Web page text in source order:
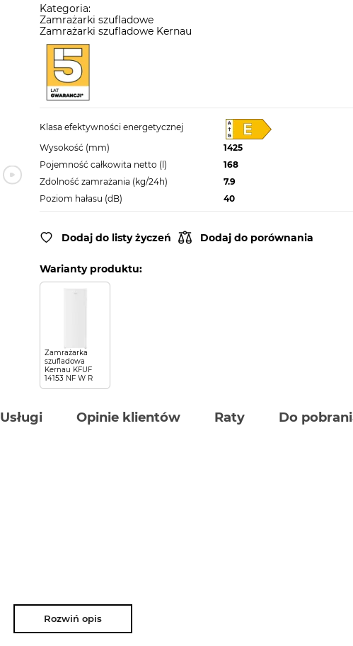
Kategoria:
Zamrażarki szufladowe
Zamrażarki szufladowe Kernau
Klasa efektywności energetycznej
Wysokość (mm)
1425
Pojemność całkowita netto (l)
168
Zdolność zamrażania (kg/24h)
7.9
Poziom hałasu (dB)
40
Dodaj do listy życzeń Dodaj do porównania
Warianty produktu:
Zamrażarka
szufladowa
Kernau KFUF
14153 NF W R
Usługi Opinie klientów Raty Do
Rozwiń opis